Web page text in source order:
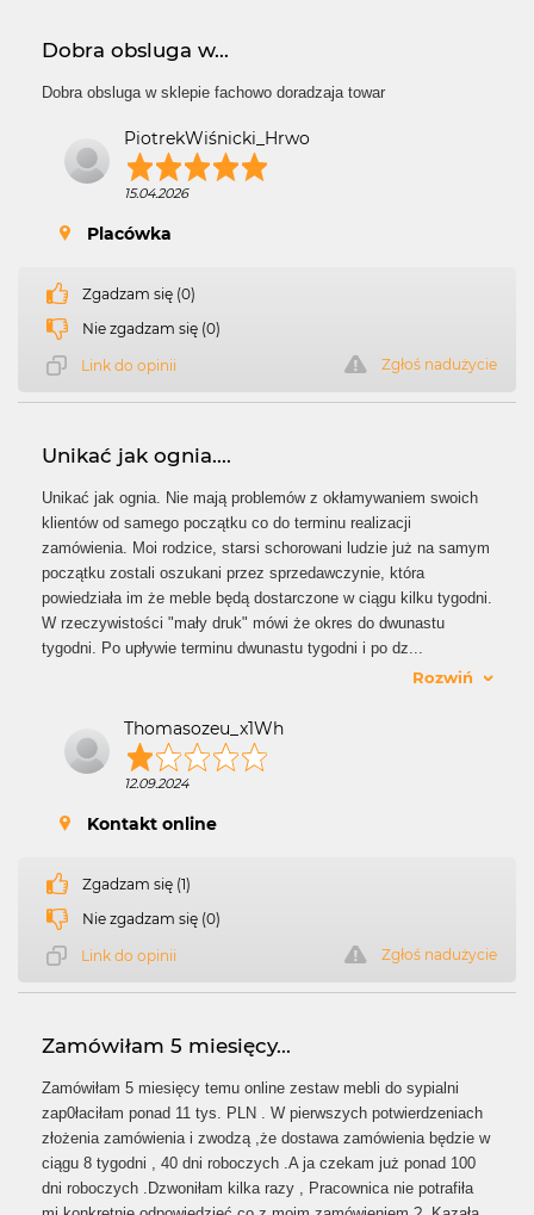
Dobra obsluga w...
Dobra obsluga w sklepie fachowo doradzaja towar
PiotrekWiśnicki_Hrwo
15.04.2026
Placówka
Zgadzam się (0)
Nie zgadzam się (0)
Link do opinii Zgłoś nadużycie
Unikać jak ognia....
Unikać jak ognia. Nie mają problemów z okłamywaniem swoich
klientów od samego początku co do terminu realizacji
zamówienia. Moi rodzice, starsi schorowani ludzie już na samym
początku zostali oszukani przez sprzedawczynie, która
powiedziała im że meble będą dostarczone w ciągu kilku tygodni.
W rzeczywistości "mały druk" mówi że okres do dwunastu
tygodni. Po upływie terminu dwunastu tygodni i po dz...
Rozwiń
Thomasozeu_x1Wh
12.09.2024
Kontakt online
Zgadzam się (1)
Nie zgadzam się (0)
Link do opinii Zgłoś nadużycie
Zamówiłam 5 miesięcy...
Zamówiłam 5 miesięcy temu online zestaw mebli do sypialni
zap0łaciłam ponad 11 tys. PLN . W pierwszych potwierdzeniach
złożenia zamówienia i zwodzą ,że dostawa zamówienia będzie w
ciągu 8 tygodni , 40 dni roboczych .A ja czekam już ponad 100
dni roboczych .Dzwoniłam kilka razy , Pracownica nie potrafiła